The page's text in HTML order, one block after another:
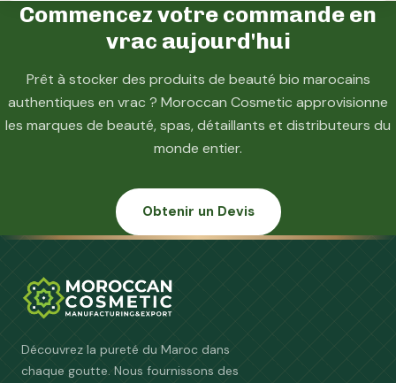
Commencez votre commande en
vrac aujourd'hui
Prêt à stocker des produits de beauté bio marocains
authentiques en vrac ? Moroccan Cosmetic approvisionne
les marques de beauté, spas, détaillants et distributeurs du
monde entier.
Obtenir un Devis
Découvrez la pureté du Maroc dans
chaque goutte. Nous fournissons des